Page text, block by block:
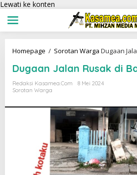
Lewati ke konten
Homepage / Sorotan Warga Dugaan
Dugaan Jalan Rusak di
Redaksi Kasamea.com
8 Mei 2024
Sorotan Warga